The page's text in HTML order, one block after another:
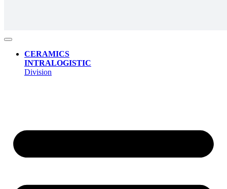
CERAMICS
INTRALOGISTIC
Division